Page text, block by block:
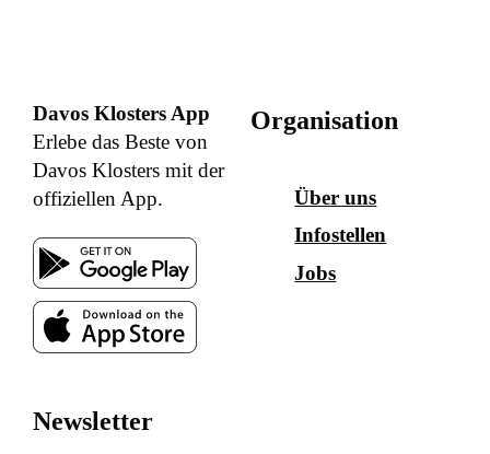
Davos Klosters App
Erlebe das Beste von
Davos Klosters mit der
offiziellen App.
Organisation
Über uns
Infostellen
Jobs
Newsletter